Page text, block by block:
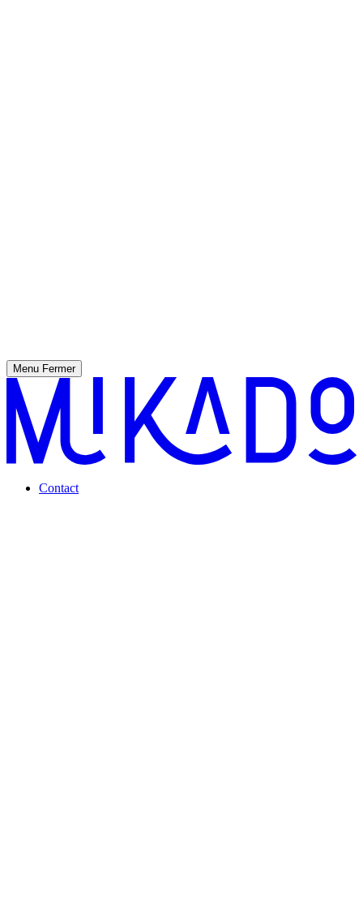
Menu Fermer
Contact